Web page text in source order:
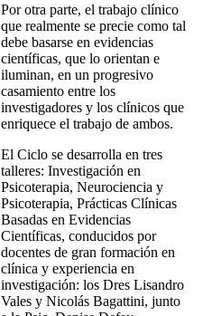
Por otra parte, el trabajo clínico
que realmente se precie como tal
debe basarse en evidencias
científicas, que lo orientan e
iluminan, en un progresivo
casamiento entre los
investigadores y los clínicos que
enriquece el trabajo de ambos.
El Ciclo se desarrolla en tres
talleres: Investigación en
Psicoterapia, Neurociencia y
Psicoterapia, Prácticas Clínicas
Basadas en Evidencias
Científicas, conducidos por
docentes de gran formación en
clínica y experiencia en
investigación: los Dres Lisandro
Vales y Nicolás Bagattini, junto